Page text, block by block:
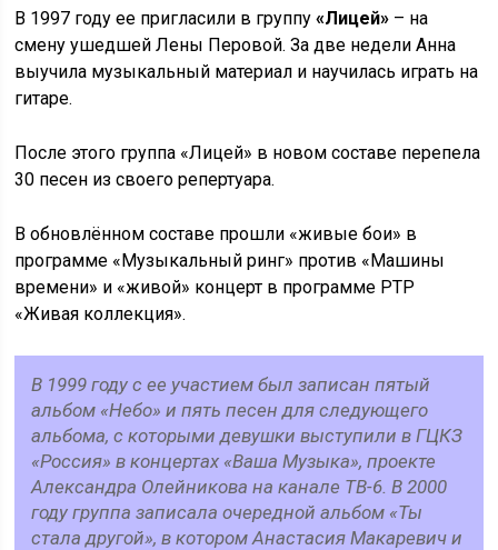
В 1997 году ее пригласили в группу«Лицей» – на
смену ушедшей Лены Перовой. За две недели Анна
выучила музыкальный материал и научилась играть на
гитаре.
После этого группа «Лицей» в новом составе перепела
30 песен из своего репертуара.
В обновлённом составе прошли «живые бои» в
программе «Музыкальный ринг» против «Машины
времени» и «живой» концерт в программе РТР
«Живая коллекция».
В 1999 году с ее участием был записан пятый
альбом «Небо» и пять песен для следующего
альбома, с которыми девушки выступили в ГЦКЗ
«Россия» в концертах «Ваша Музыка», проекте
Александра Олейникова на канале ТВ-6. В 2000
году группа записала очередной альбом «Ты
стала другой», в котором Анастасия Макаревич и